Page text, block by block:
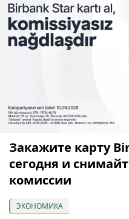
Закажите карту
сегодня и
комиссии
ЭКОНОМИКА